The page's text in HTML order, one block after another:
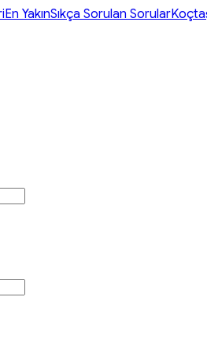
En YakınSıkça Sorulan Sorular